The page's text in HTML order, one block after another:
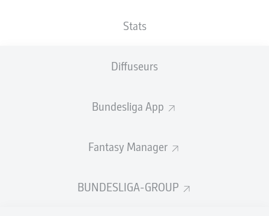
Stats
Diffuseurs
Bundesliga App
Fantasy Manager
BUNDESLIGA-GROUP
STATS DE LA SAISON